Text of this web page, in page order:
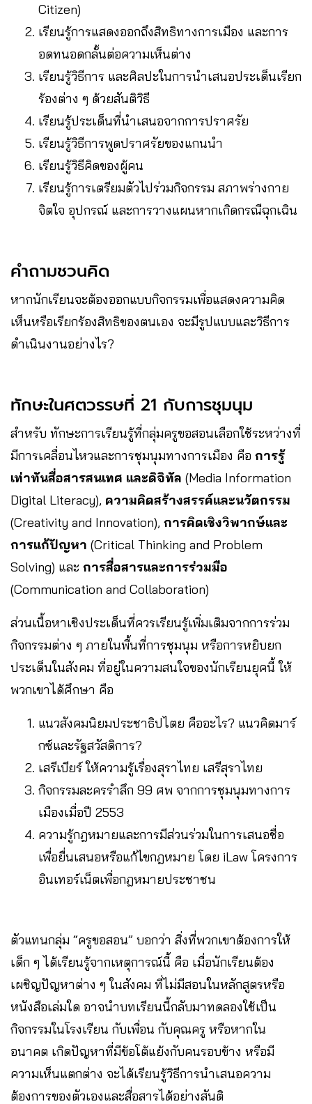
Citizen)
เรียนรู้การแสดงออกถึงสิทธิทางการเมือง และการ
อดทนอดกลั้นต่อความเห็นต่าง
เรียนรู้วิธีการ และศิลปะในการนำเสนอประเด็นเรียก
ร้องต่าง ๆ ด้วยสันติวิธี
เรียนรู้ประเด็นที่นำเสนอจากการปราศรัย
เรียนรู้วิธีการพูดปราศรัยของแกนนำ
เรียนรู้วิธีคิดของผู้คน
เรียนรู้การเตรียมตัวไปร่วมกิจกรรม สภาพร่างกาย
จิตใจ อุปกรณ์ และการวางแผนหากเกิดกรณีฉุกเฉิน
คำถามชวนคิด
หากนักเรียนจะต้องออกแบบกิจกรรมเพื่อแสดงความคิด
เห็นหรือเรียกร้องสิทธิของตนเอง จะมีรูปแบบและวิธีการ
ดำเนินงานอย่างไร?
ทักษะในศตวรรษที่ 21 กับการชุมนุม
สำหรับ ทักษะการเรียนรู้ที่กลุ่มครูขอสอนเลือกใช้ระหว่างที่
มีการเคลื่อนไหวและการชุมนุมทางการเมือง คือ การรู้
เท่าทันสื่อสารสนเทศ และดิจิทัล (Media Information
Digital Literacy), ความคิดสร้างสรรค์และนวัตกรรม
(Creativity and Innovation), การคิดเชิงวิพากษ์และ
การแก้ปัญหา (Critical Thinking and Problem
Solving) และ การสื่อสารและการร่วมมือ
(Communication and Collaboration)
ส่วนเนื้อหาเชิงประเด็นที่ควรเรียนรู้เพิ่มเติมจากการร่วม
กิจกรรมต่าง ๆ ภายในพื้นที่การชุมนุม หรือการหยิบยก
ประเด็นในสังคม ที่อยู่ในความสนใจของนักเรียนยุคนี้ ให้
พวกเขาได้ศึกษา คือ
แนวสังคมนิยมประชาธิปไตย คืออะไร? แนวคิดมาร์
กซ์และรัฐสวัสดิการ?
เสรีเบียร์ ให้ความรู้เรื่องสุราไทย เสรีสุราไทย
กิจกรรมละครรำลึก 99 ศพ จากการชุมนุมทางการ
เมืองเมื่อปี 2553
ความรู้กฎหมายและการมีส่วนร่วมในการเสนอชื่อ
เพื่อยื่นเสนอหรือแก้ไขกฎหมาย โดย iLaw โครงการ
อินเทอร์เน็ตเพื่อกฎหมายประชาชน
ตัวแทนกลุ่ม “ครูขอสอน” บอกว่า สิ่งที่พวกเขาต้องการให้
เด็ก ๆ ได้เรียนรู้จากเหตุการณ์นี้ คือ เมื่อนักเรียนต้อง
เผชิญปัญหาต่าง ๆ ในสังคม ที่ไม่มีสอนในหลักสูตรหรือ
หนังสือเล่มใด อาจนำบทเรียนนี้กลับมาทดลองใช้เป็น
กิจกรรมในโรงเรียน กับเพื่อน กับคุณครู หรือหากใน
อนาคต เกิดปัญหาที่มีข้อโต้แย้งกับคนรอบข้าง หรือมี
ความเห็นแตกต่าง จะได้เรียนรู้วิธีการนำเสนอความ
ต้องการของตัวเองและสื่อสารได้อย่างสันติ